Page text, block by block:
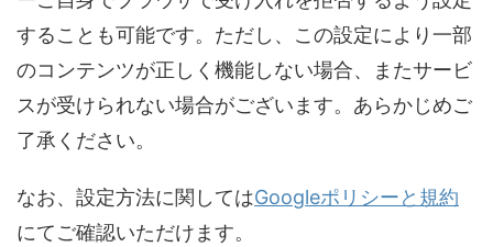
することも可能です。ただし、この設定により一部
のコンテンツが正しく機能しない場合、またサービ
スが受けられない場合がございます。あらかじめご
了承ください。
なお、設定方法に関してはGoogleポリシーと規約
にてご確認いただけます。